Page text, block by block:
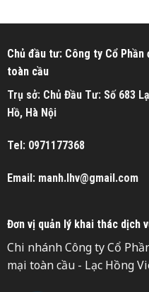
Chủ đầu tư: Công ty Cổ
toàn cầu
Trụ sở: Chủ Đầu Tư: Số 683
Hồ, Hà Nội
Tel: 0971177368
Email: manh.lhv@gmail.com
Đơn vị quản lý khai thác dịch
Chi nhánh Công ty Cổ
mại toàn cầu - Lạc Hồng